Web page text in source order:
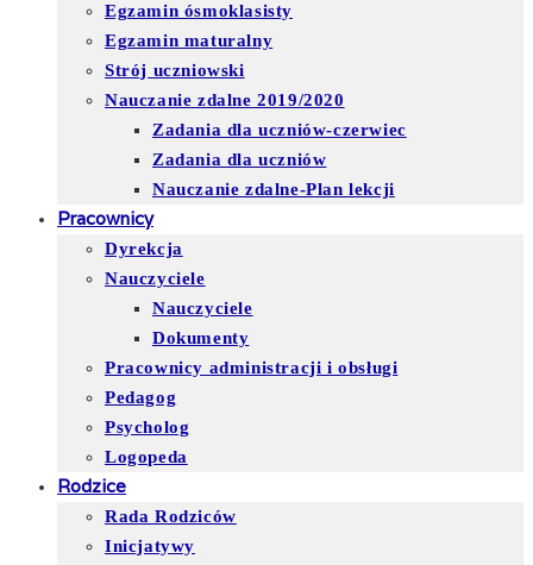
Egzamin ósmoklasisty
Egzamin maturalny
Strój uczniowski
Nauczanie zdalne 2019/2020
Zadania dla uczniów-czerwiec
Zadania dla uczniów
Nauczanie zdalne-Plan lekcji
Pracownicy
Dyrekcja
Nauczyciele
Nauczyciele
Dokumenty
Pracownicy administracji i obsługi
Pedagog
Psycholog
Logopeda
Rodzice
Rada Rodziców
Inicjatywy